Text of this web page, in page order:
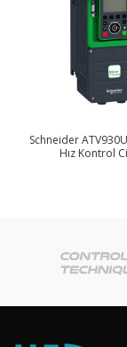
Schneider
Hız Kontrol